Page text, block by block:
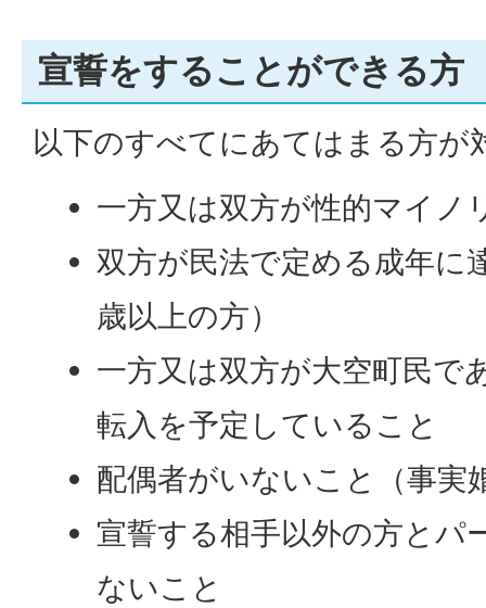
宣誓をすることができる方
以下のすべてにあてはまる方が
一方又は双方が性的マイノ
双方が民法で定める成年に
歳以上の方）
一方又は双方が大空町民で
転入を予定していること
配偶者がいないこと（事実
宣誓する相手以外の方とパ
ないこと